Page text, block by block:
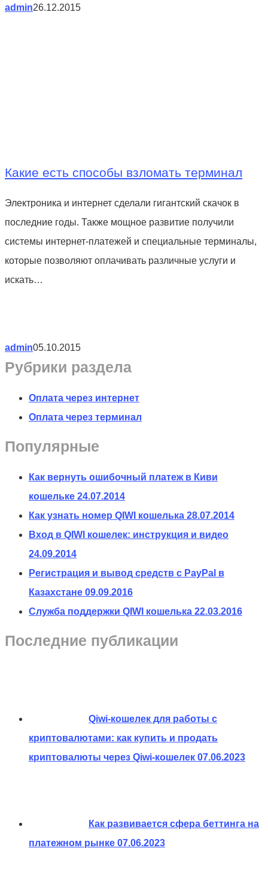
admin26.12.2015
Какие есть способы взломать терминал
Электроника и интернет сделали гигантский скачок в
последние годы. Также мощное развитие получили
системы интернет-платежей и специальные терминалы,
которые позволяют оплачивать различные услуги и
искать…
admin05.10.2015
Рубрики раздела
Оплата через интернет
Оплата через терминал
Популярные
Как вернуть ошибочный платеж в Киви
кошельке 24.07.2014
Как узнать номер QIWI кошелька 28.07.2014
Вход в QIWI кошелек: инструкция и видео
24.09.2014
Регистрация и вывод средств с PayPal в
Казахстане 09.09.2016
Служба поддержки QIWI кошелька 22.03.2016
Последние публикации
Qiwi-кошелек для работы с
криптовалютами: как купить и продать
криптовалюты через Qiwi-кошелек 07.06.2023
Как развивается сфера беттинга на
платежном рынке 07.06.2023